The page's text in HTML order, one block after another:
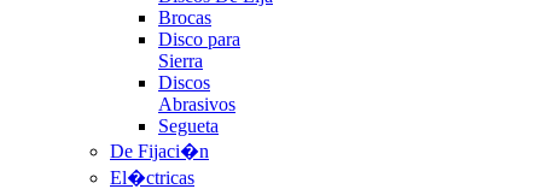
Brocas
Disco para
Sierra
Discos
Abrasivos
Segueta
De Fijaci�n
El�ctricas